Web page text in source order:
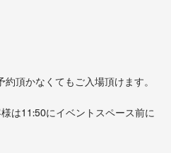
頂かなくてもご入場頂けます。
は11:50にイベントスペース前に